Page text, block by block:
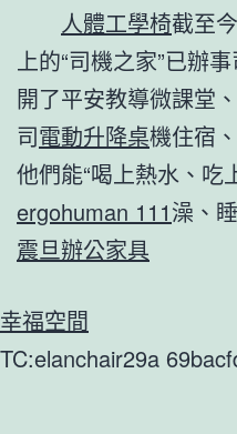
人體工學椅截至
上的“司機之家”已辦
開了平安教導微課堂
司電動升降桌機住宿
他們能“喝上熱水、吃
ergohuman 111澡、
震旦辦公家具
幸福空間
TC:elanchair29a